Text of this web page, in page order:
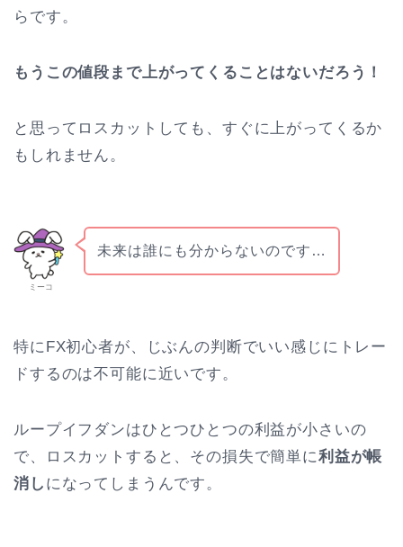
らです。
もうこの値段まで上がってくることはないだろう！
と思ってロスカットしても、すぐに上がってくるか
もしれません。
ミーコ
未来は誰にも分からないのです…
特にFX初心者が、じぶんの判断でいい感じにトレー
ドするのは不可能に近いです。
ループイフダンはひとつひとつの利益が小さいの
で、ロスカットすると、その損失で簡単に利益が帳
消し になってしまうんです。